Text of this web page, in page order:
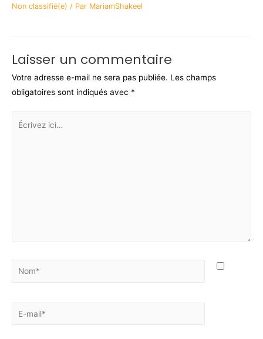
Non classifié(e) / Par MariamShakeel
Laisser un commentaire
Votre adresse e-mail ne sera pas publiée. Les champs
obligatoires sont indiqués avec *